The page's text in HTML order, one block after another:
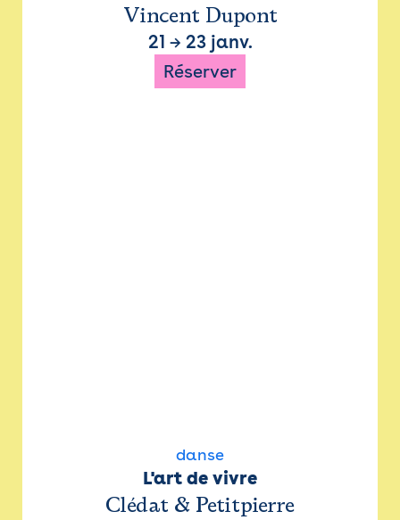
Vincent Dupont
21 → 23 janv.
Réserver
danse
L'art de vivre
Clédat & Petitpierre